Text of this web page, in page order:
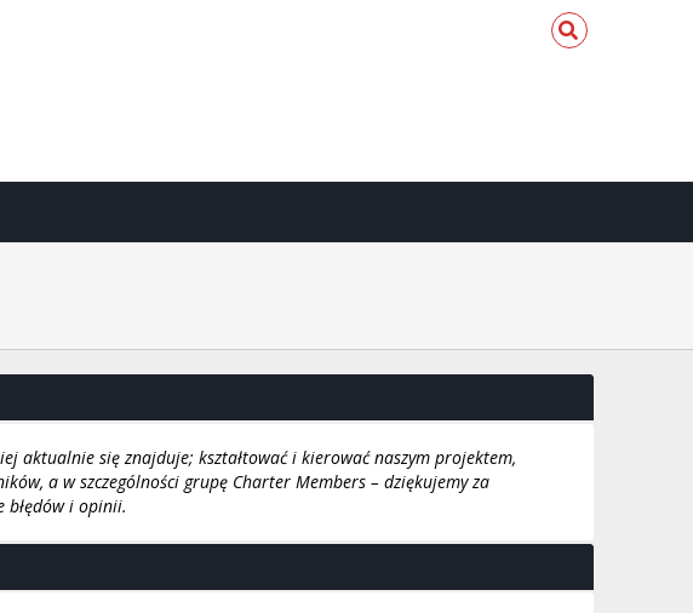
aktualnie się znajduje; kształtować i kierować naszym projektem,
a w szczególności grupę Charter Members – dziękujemy za
błędów i opinii.